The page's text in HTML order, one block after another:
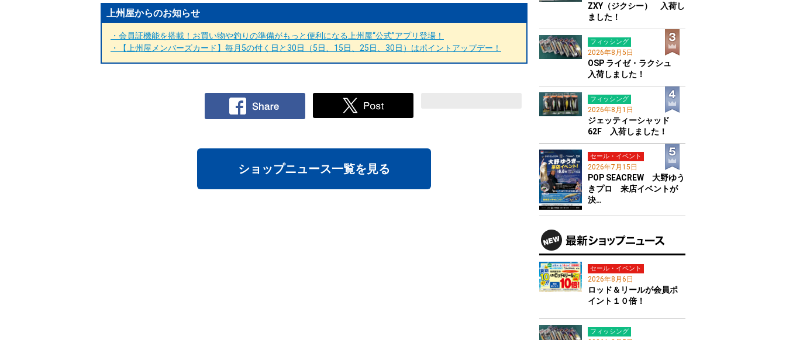
上州屋からのお知らせ
・会員証機能を搭載！お買い物や釣りの準備がもっと便利になる上州屋“公式”アプリ登場！
・【上州屋メンバーズカード】毎月5の付く日と30日（5日、15日、25日、30日）はポイントアップデー！
ショップニュース一覧を見る
ZXY（ジクシー） 入荷し
ました！
フィッシング
2026年8月5日
OSP ライゼ・ラクシュ
入荷しました！
フィッシング
2026年8月1日
ジェッティーシャッド
62F 入荷しました！
セール・イベント
2026年7月15日
POP SEACREW 大野ゆう
きプロ 来店イベントが
決…
セール・イベント
2026年8月6日
ロッド＆リールが会員ポ
イント１０倍！
フィッシング